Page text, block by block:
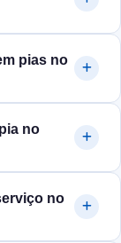
pias no
no
no